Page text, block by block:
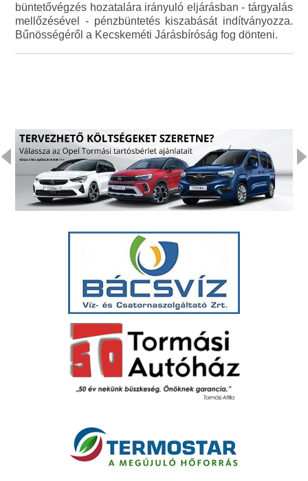
büntetővégzés hozatalára irányuló eljárásban - tárgyalás
mellőzésével - pénzbüntetés kiszabását indítványozza.
Bűnösségéről a Kecskeméti Járásbíróság fog dönteni.